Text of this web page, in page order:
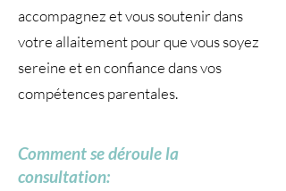
accompagnez et vous soutenir dans
votre allaitement pour que vous soyez
sereine et en confiance dans vos
compétences parentales.
Comment se déroule la
consultation: